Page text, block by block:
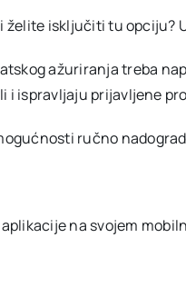
isključiti tu
ažuriranja treba
i ispravljaju prijavljene
ručno
na svojem